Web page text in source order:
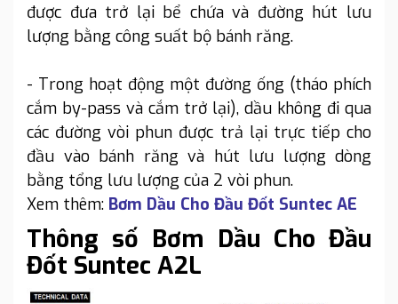
được đưa trở lại bể chứa và đường hút lưu
lượng bằng công suất bộ bánh răng.
- Trong hoạt động một đường ống (tháo phích
cắm by-pass và cắm trở lại), dầu không đi qua
các đường vòi phun được trả lại trực tiếp cho
đầu vào bánh răng và hút lưu lượng dòng
bằng tổng lưu lượng của 2 vòi phun.
Xem thêm: Bơm Dầu Cho Đầu Đốt Suntec AE
Thông số Bơm Dầu Cho Đầu
Đốt Suntec A2L